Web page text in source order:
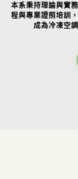
本系秉持理論與實
程與專業證照培訓
成為冷凍空